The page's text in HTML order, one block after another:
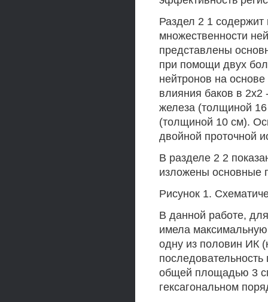
Раздел 2 1 содержит
множественности
представлены
при помощи двух
нейтронов на
влияния баков в
железа (толщиной
(толщиной 10 см).
двойной проточной
В разделе 2 2
изложены основные
Рисунок 1.
В данной работе,
имела
одну из половин ИК
общей площадью 3
гексагональном